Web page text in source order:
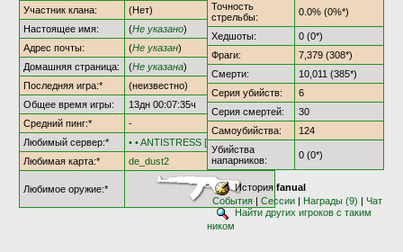
Участник клана:
(Нет)
Настоящее имя:
(Не указано)
Адрес почты:
(Не указан)
Домашняя страница:
(Не указана)
Последняя игра:*
(неизвестно)
Общее время игры:
13дн 00:07:35ч
Средний пинг:*
-
Любимый сервер:*
• • ANTISTRESS [†AS18†] • •
Любимая карта:*
de_dust2
Любимое оружие:*
Точность
стрельбы:
0.0% (0%*)
Хедшоты:
0 (0*)
Фраги:
7,379 (308*)
Смерти:
10,011 (385*)
Серия убийств:
6
Серия смертей:
30
Самоубийства:
124
Убийства
напарников:
0 (0*)
Историяfanual
События |Сессии | Награды (9) |Чат
Найти других игроков с таким
ником